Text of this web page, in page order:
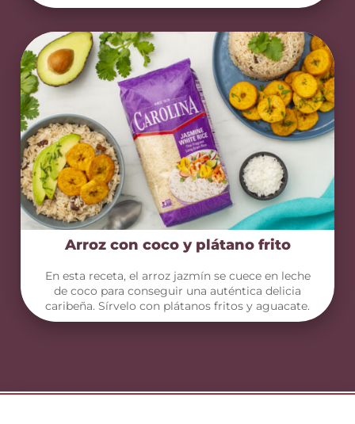
Arroz con coco y plátano frito
En esta receta, el arroz jazmín se cuece en leche
de coco para conseguir una auténtica delicia
caribeña. Sírvelo con plátanos fritos y aguacate.